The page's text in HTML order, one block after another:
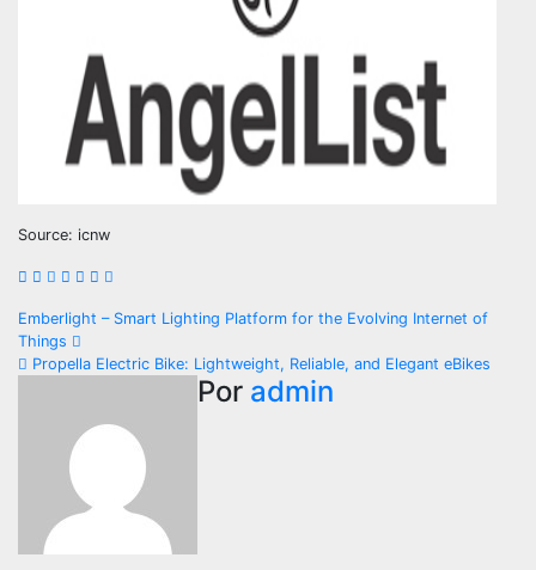
Source: icnw
Navegación
de
entradas
Emberlight – Smart Lighting Platform for the Evolving Internet of
Things
Propella Electric Bike: Lightweight, Reliable, and Elegant eBikes
Por admin